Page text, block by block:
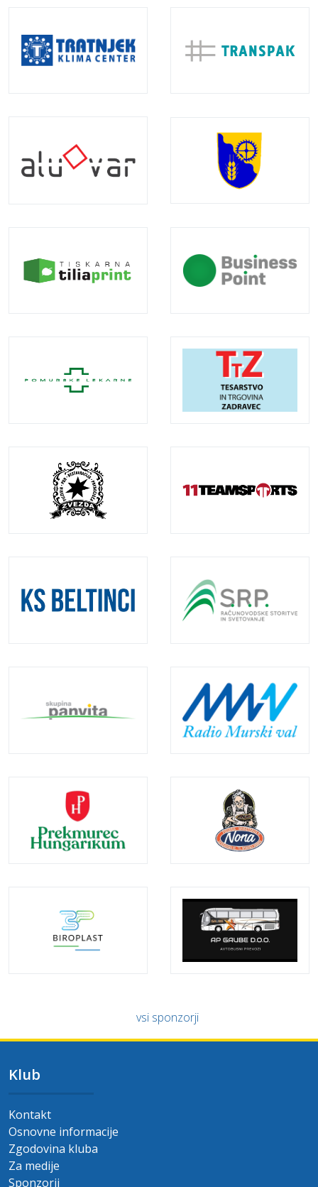
vsi sponzorji
Klub
Kontakt
Osnovne informacije
Zgodovina kluba
Za medije
Sponzorji